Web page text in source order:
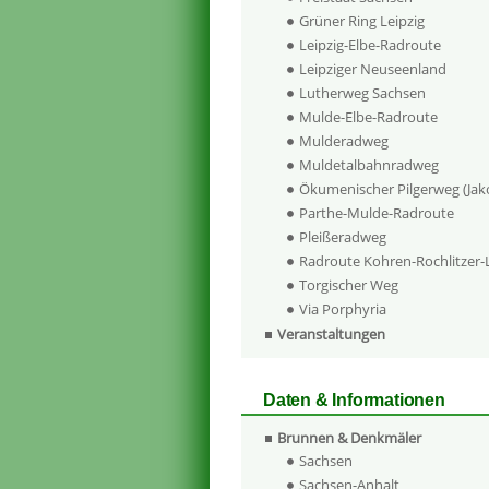
Grüner Ring Leipzig
Leipzig-Elbe-Radroute
Leipziger Neuseenland
Lutherweg Sachsen
Mulde-Elbe-Radroute
Mulderadweg
Muldetalbahnradweg
Ökumenischer Pilgerweg
Parthe-Mulde-Radroute
Pleißeradweg
Radroute Kohren-Rochlitzer-
Torgischer Weg
Via Porphyria
Veranstaltungen
Daten & Informationen
Brunnen & Denkmäler
Sachsen
Sachsen-Anhalt